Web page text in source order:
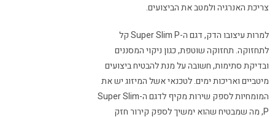
צריכת האנרגיה ולמטב את הביצועים.
למרות עיצובו הדק, דגם ה-Super Slim P קל
לתחזוקה. תחזוקה שוטפת, כגון ניקוי המסננים
ובדיקת סתימות, חשובה על מנת להבטיח ביצועים
מיטביים ואריכות ימים. לטכנאי אשל המיזוג יש את
המומחיות לספק שירות מקיף לדגם ה-Super Slim
P, מה שמבטיח שהוא ימשיך לספק קירור חזק